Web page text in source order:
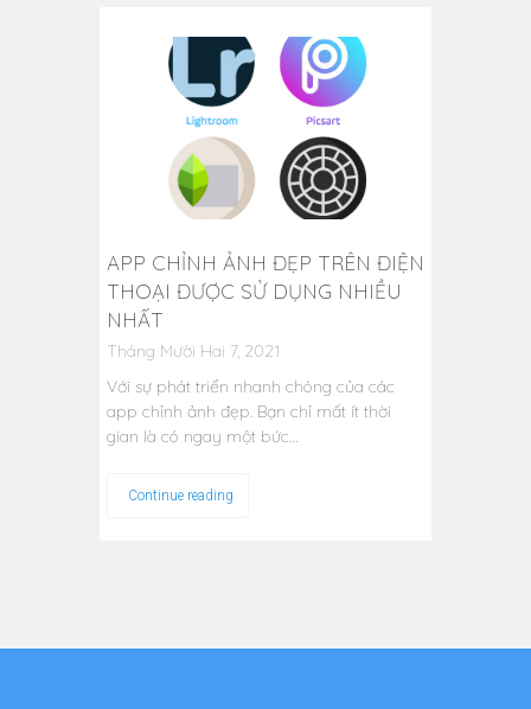
APP CHỈNH ẢNH ĐẸP TRÊN ĐIỆN
THOẠI ĐƯỢC SỬ DỤNG NHIỀU
NHẤT
Tháng Mười Hai 7, 2021
Với sự phát triển nhanh chóng của các
app chỉnh ảnh đẹp. Bạn chỉ mất ít thời
gian là có ngay một bức…
Continue reading